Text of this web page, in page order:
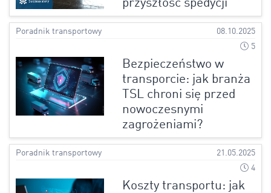
przyszłość spedycji
Poradnik transportowy
08.10.2025
5
Bezpieczeństwo w
transporcie: jak branża
TSL chroni się przed
nowoczesnymi
zagrożeniami?
Poradnik transportowy
21.05.2025
4
Koszty transportu: jak